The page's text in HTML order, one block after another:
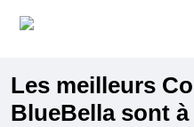
Les meilleurs
BlueBella sont